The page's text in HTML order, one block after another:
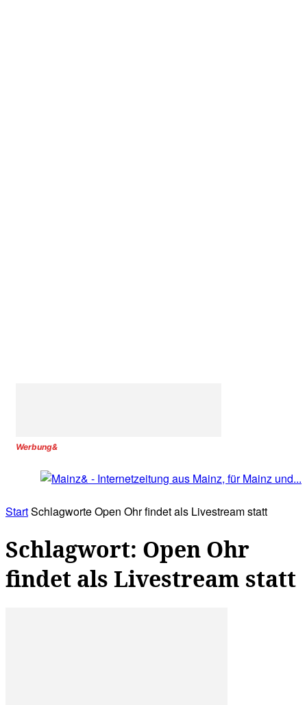
Werbung&
StartSchlagworteOpen Ohr findet als Livestream statt
Schlagwort: Open Ohr
findet als Livestream statt